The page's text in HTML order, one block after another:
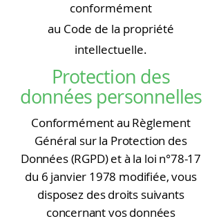
conformément
au Code de la propriété
intellectuelle.
Protection des
données personnelles
Conformément au Règlement
Général sur la Protection des
Données (RGPD) et à la loi n°78-17
du 6 janvier 1978 modifiée, vous
disposez des droits suivants
concernant vos données